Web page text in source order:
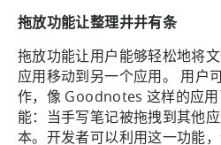
拖放功能让整理井井有条
拖放功能让用户能够轻松地将
应用移动到另一个应用。 用户
作，像 Goodnotes 这样的应
能：当手写笔记被拖拽到其他
本。开发者可以利用这一功能